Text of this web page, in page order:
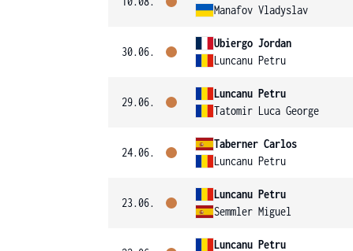
Manafov Vladyslav
30.06.
Ubiergo Jordan
Luncanu Petru
29.06.
Luncanu Petru
Tatomir Luca George
24.06.
Taberner Carlos
Luncanu Petru
23.06.
Luncanu Petru
Semmler Miguel
Luncanu Petru